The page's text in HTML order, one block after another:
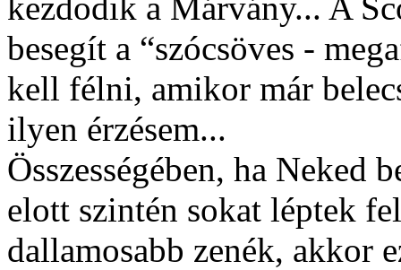
besegít a “szócsöves -
kell félni, amikor már
ilyen érzésem...
Összességében, ha Neked
elott szintén sokat léptek
dallamosabb zenék, akkor